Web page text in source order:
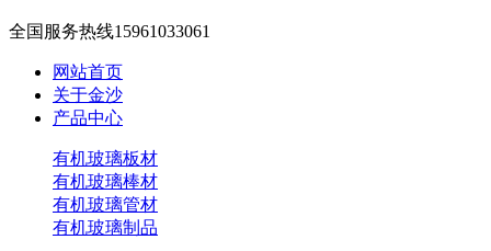
全国服务热线15961033061
网站首页
关于金沙
产品中心
有机玻璃板材
有机玻璃棒材
有机玻璃管材
有机玻璃制品